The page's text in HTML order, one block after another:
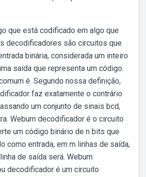
que está codificado em algo que
decodificadores são circuitos que
binária, considerada um inteiro
saída que representa um código.
é. Segundo nossa definição,
faz exatamente o contrário
um conjunto de sinais bcd,
Webum decodificador é o circuito
um código binário de n bits que
como entrada, em m linhas de saída,
de saída será. Webum
decodificador é um circuito